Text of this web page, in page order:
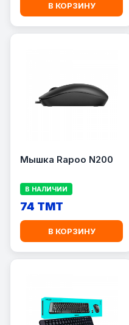
В КОРЗИНУ
Мышка Rapoo N200
В НАЛИЧИИ
74 TMT
В КОРЗИНУ